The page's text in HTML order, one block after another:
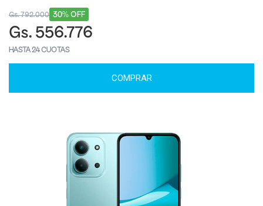
30% OFF
Gs. 792.000
Gs. 556.776
HASTA 24 CUOTAS
COMPRAR